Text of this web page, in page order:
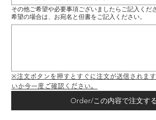
その他ご希望や必要事項ございましたらご記入くだ
希望の場合は、お宛名と但書をご記入ください。
※注文ボタンを押すとすぐに注文が送信されま
いか今一度ご確認ください。
Order/この内容で注文する